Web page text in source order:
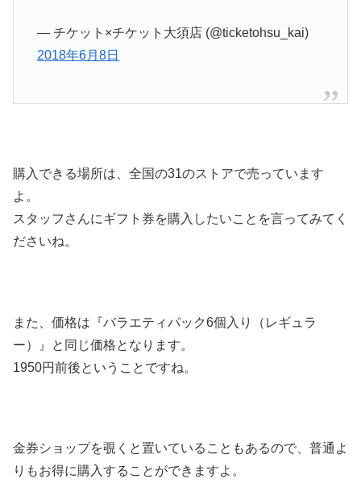
— チケット×チケット大須店 (@ticketohsu_kai)
2018年6月8日
購入できる場所は、全国の31のストアで売っています
よ。
スタッフさんにギフト券を購入したいことを言ってみてく
ださいね。
また、価格は『バラエティパック6個入り（レギュラ
ー）』と同じ価格となります。
1950円前後ということですね。
金券ショップを覗くと置いていることもあるので、普通よ
りもお得に購入することができますよ。